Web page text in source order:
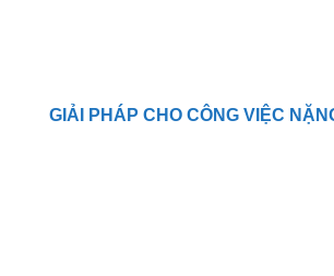
GIẢI PHÁP CHO CÔNG VIỆC